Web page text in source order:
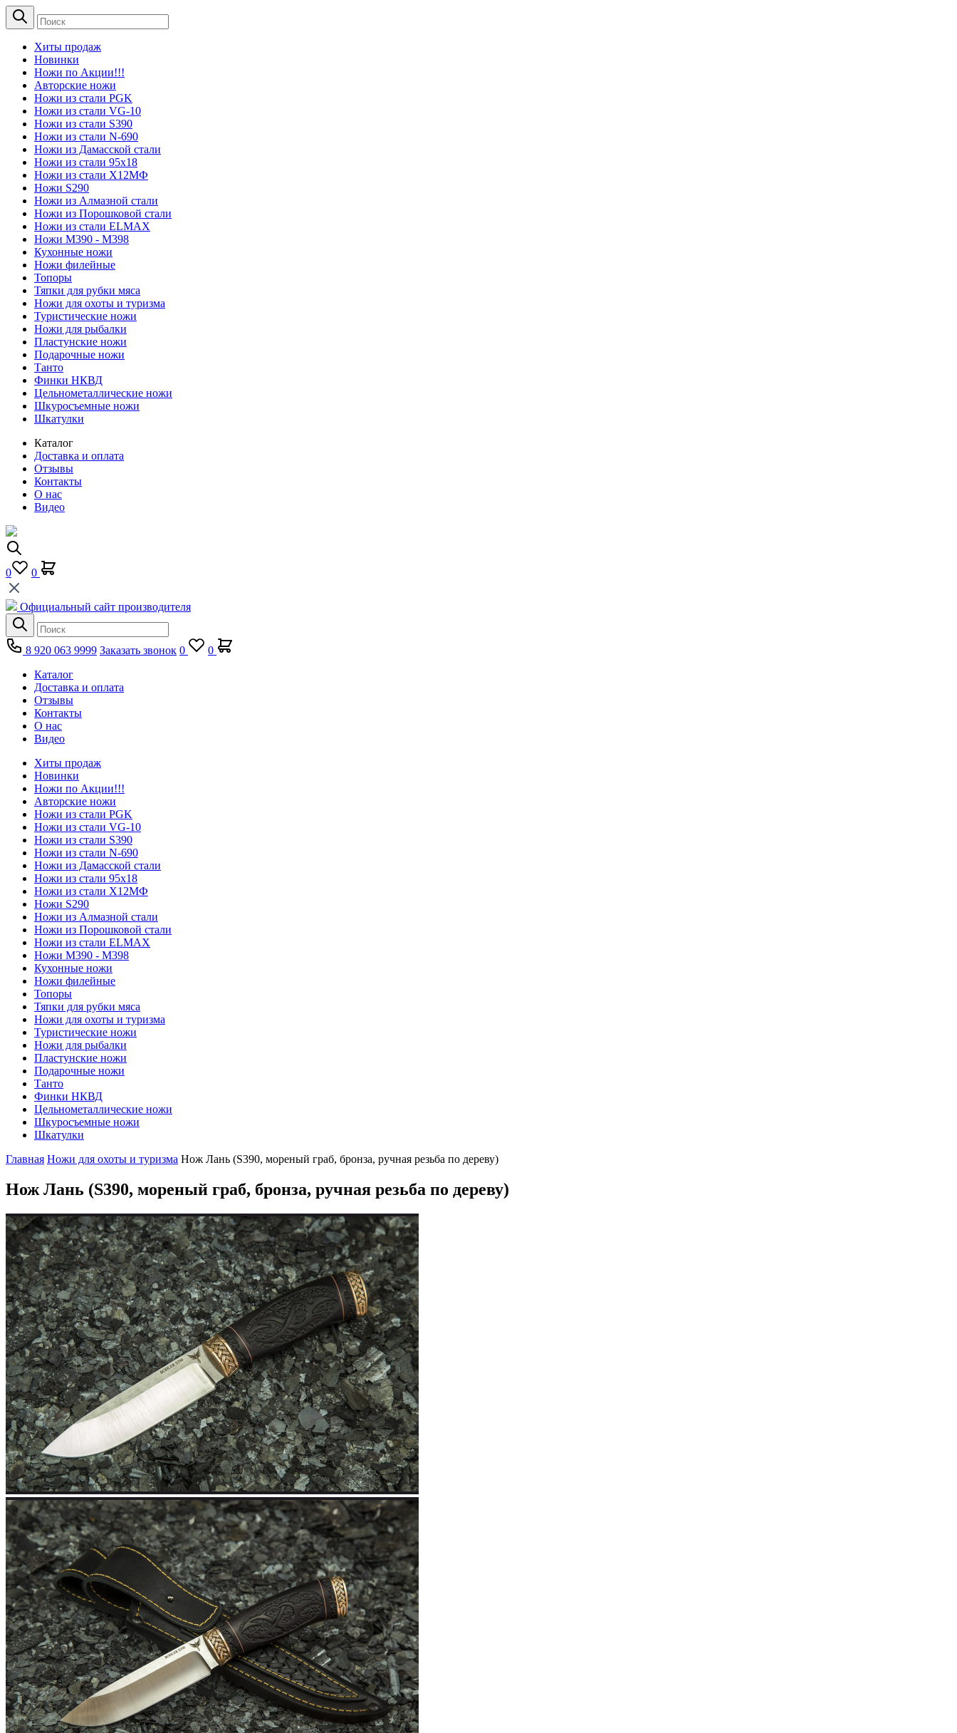
Хиты продаж
Новинки
Ножи по Акции!!!
Авторские ножи
Ножи из стали PGK
Ножи из стали VG-10
Ножи из стали S390
Ножи из стали N-690
Ножи из Дамасской стали
Ножи из стали 95х18
Ножи из стали Х12МФ
Ножи S290
Ножи из Алмазной стали
Ножи из Порошковой стали
Ножи из стали ELMAX
Ножи М390 - М398
Кухонные ножи
Ножи филейные
Топоры
Тяпки для рубки мяса
Ножи для охоты и туризма
Туристические ножи
Ножи для рыбалки
Пластунские ножи
Подарочные ножи
Танто
Финки НКВД
Цельнометаллические ножи
Шкуросъемные ножи
Шкатулки
Каталог
Доставка и оплата
Отзывы
Контакты
О нас
Видео
0 0
Официальный сайт производителя
8 920 063 9999 Заказать звонок 0
0
Каталог
Доставка и оплата
Отзывы
Контакты
О нас
Видео
Хиты продаж
Новинки
Ножи по Акции!!!
Авторские ножи
Ножи из стали PGK
Ножи из стали VG-10
Ножи из стали S390
Ножи из стали N-690
Ножи из Дамасской стали
Ножи из стали 95х18
Ножи из стали Х12МФ
Ножи S290
Ножи из Алмазной стали
Ножи из Порошковой стали
Ножи из стали ELMAX
Ножи М390 - М398
Кухонные ножи
Ножи филейные
Топоры
Тяпки для рубки мяса
Ножи для охоты и туризма
Туристические ножи
Ножи для рыбалки
Пластунские ножи
Подарочные ножи
Танто
Финки НКВД
Цельнометаллические ножи
Шкуросъемные ножи
Шкатулки
Главная Ножи для охоты и туризма Нож Лань (S390, мореный граб, бронза, ручная резьба по дереву)
Нож Лань (S390, мореный граб, бронза, ручная резьба по дереву)